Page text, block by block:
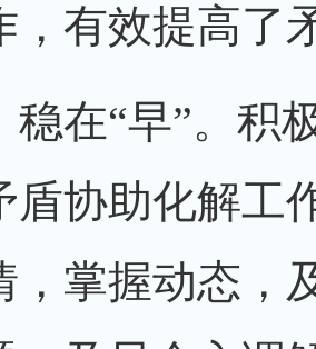
，有效提高了
“早”。积
盾协助化解工
，掌握动态，